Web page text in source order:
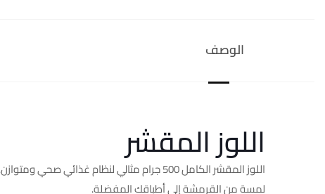
الوصف
اللوز المقشر
اللوز المقشر الكامل 500 جرام مثالي
لمسة من القرمشة إلى أطباقك المفضلة.